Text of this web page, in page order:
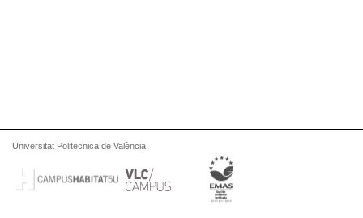
Universitat Politècnica de València